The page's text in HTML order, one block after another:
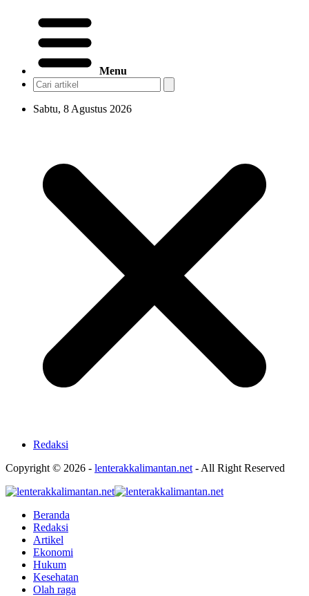
Menu
Sabtu, 8 Agustus 2026
Redaksi
Copyright © 2026 - lenterakkalimantan.net - All Right Reserved
Beranda
Redaksi
Artikel
Ekonomi
Hukum
Kesehatan
Olah raga